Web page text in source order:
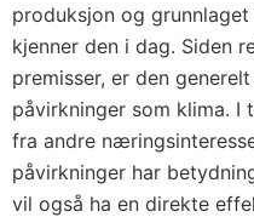
produksjon og
kjenner den i dag. Siden
premisser, er den
påvirkninger som klima.
fra andre
påvirkninger har
vil også ha en direkte